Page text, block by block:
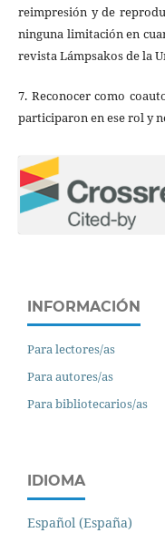
reimpresión y de
ninguna limitación en
revista Lámpsakos de la
7. Reconocer como
participaron en ese rol y
INFORMACIÓN
Para lectores/as
Para autores/as
Para bibliotecarios/as
IDIOMA
Español (España)